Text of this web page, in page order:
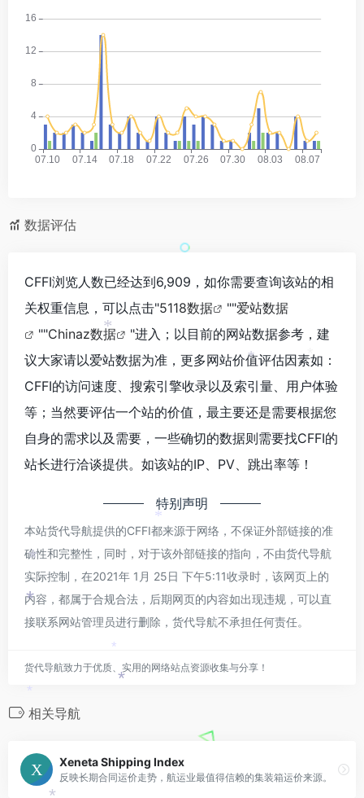
数据评估
CFFI浏览人数已经达到6,909，如你需要查询该站的相
关权重信息，可以点击"5118数据 ""爱站数据
""Chinaz数据
"进入；以目前的网站数据参考，建
议大家请以爱站数据为准，更多网站价值评估因素如：
CFFI的访问速度、搜索引擎收录以及索引量、用户体验
等；当然要评估一个站的价值，最主要还是需要根据您
自身的需求以及需要，一些确切的数据则需要找CFFI的
站长进行洽谈提供。如该站的IP、PV、跳出率等！
特别声明
本站货代导航提供的CFFI都来源于网络，不保证外部链接的准
确性和完整性，同时，对于该外部链接的指向，不由货代导航
实际控制，在2021年 1月 25日 下午5:11收录时，该网页上的
内容，都属于合规合法，后期网页的内容如出现违规，可以直
接联系网站管理员进行删除，货代导航不承担任何责任。
货代导航致力于优质、实用的网络站点资源收集与分享！
相关导航
Xeneta Shipping Index
反映长期合同运价走势，航运业最值得信赖的集装箱运价来源。
*
*
*
*
* *